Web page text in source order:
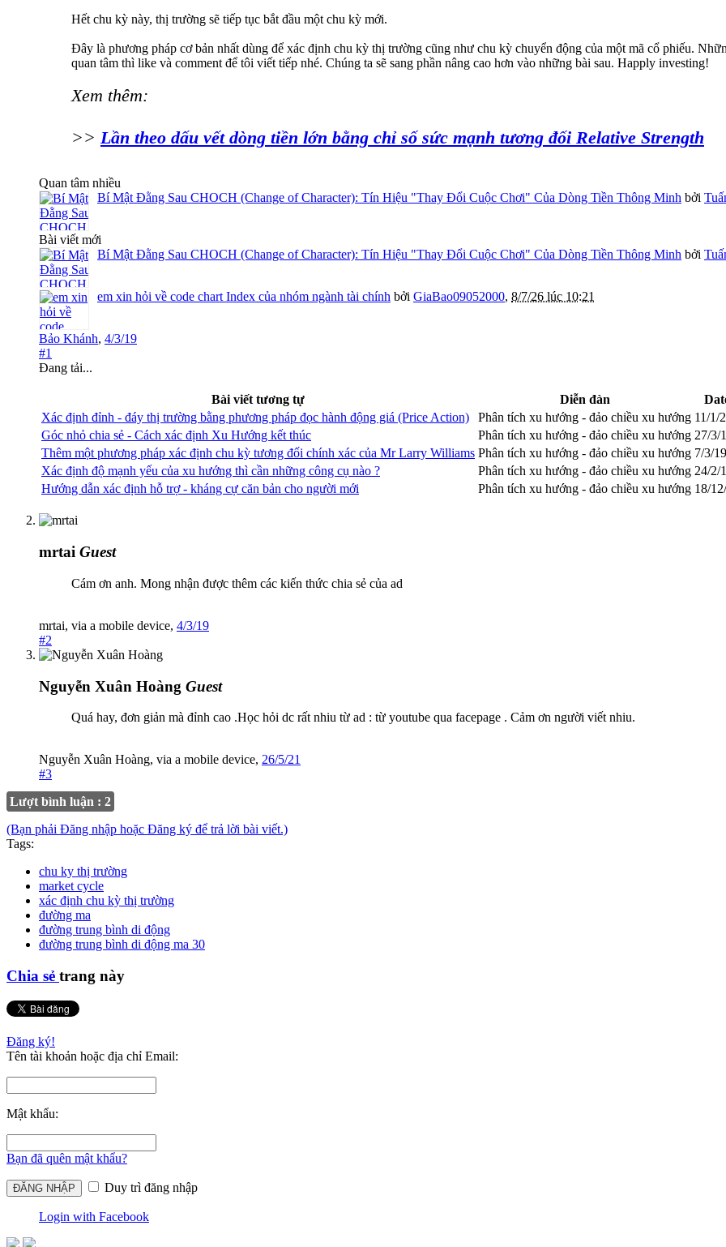
Hết chu kỳ này, thị trường sẽ tiếp tục bắt đầu một chu kỳ mới.
Đây là phương pháp cơ bản nhất dùng để xác định chu kỳ thị trường cũng như chu kỳ chuyển động của một mã cổ phiếu.
quan tâm thì like và comment để tôi viết tiếp nhé. Chúng ta sẽ sang phần nâng cao hơn vào những bài sau. Happly investing!
Xem thêm:
>> Lần theo dấu vết dòng tiền lớn bằng chỉ số sức mạnh tương đối Relative Strength
Quan tâm nhiều
Bí Mật Đằng Sau CHOCH (Change of Character): Tín Hiệu "Thay Đổi Cuộc Chơi" Của Dòng Tiền Thông Minh bởi
Bài viết mới
Bí Mật Đằng Sau CHOCH (Change of Character): Tín Hiệu "Thay Đổi Cuộc Chơi" Của Dòng Tiền Thông Minh bởi
em xin hỏi về code chart Index của nhóm ngành tài chính bởi GiaBao09052000, 8/7/26 lúc 10:21
Bảo Khánh, 4/3/19
#1
Đang tải...
Bài viết tương tự Diễn đàn
Xác định đỉnh - đáy thị trường bằng phương pháp đọc hành động giá (Price Action)
Phân tích xu hướng - đảo chiều xu hướng 11/1/
Góc nhỏ chia sẻ - Cách xác định Xu Hướng kết thúc
Phân tích xu hướng - đảo chiều xu hướng 27/3/
Thêm một phương pháp xác định chu kỳ tương đối chính xác của Mr Larry Williams Phân tích xu hướng - đảo chiều xu hướng 7/3/19
Xác định độ mạnh yếu của xu hướng thì cần những công cụ nào ?
Phân tích xu hướng - đảo chiều xu hướng 24/2/
Hướng dẫn xác định hỗ trợ - kháng cự căn bản cho người mới
Phân tích xu hướng - đảo chiều xu hướng 18/
mrtai Guest
Cám ơn anh. Mong nhận được thêm các kiến thức chia sẻ của ad
mrtai, via a mobile device, 4/3/19
#2
Nguyễn Xuân Hoàng Guest
Quá hay, đơn giản mà đỉnh cao .Học hỏi dc rất nhiu từ ad : từ youtube qua facepage . Cảm ơn người viết nhiu.
Nguyễn Xuân Hoàng, via a mobile device, 26/5/21
#3
Lượt bình luận : 2
(Bạn phải Đăng nhập hoặc Đăng ký để trả lời bài viết.)
Tags:
chu ky thị trường
market cycle
xác định chu kỳ thị trường
đường ma
đường trung bình di động
đường trung bình di động ma 30
Chia sẻ trang này
Đăng ký!
Tên tài khoản hoặc địa chỉ Email:
Mật khẩu:
Bạn đã quên mật khẩu?
Duy trì đăng nhập
Login with Facebook